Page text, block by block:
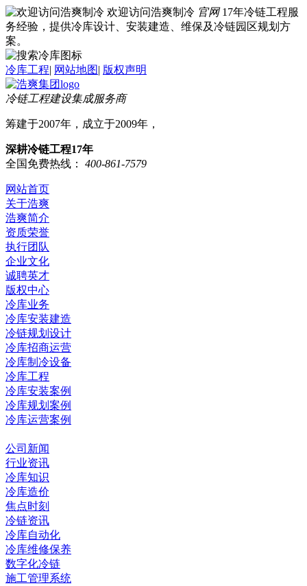
欢迎访问浩爽制冷 官网 17年冷链工程服
务经验，提供冷库设计、安装建造、维保及冷链园区规划方
案。
冷库工程| 网站地图| 版权声明
冷链工程建设集成服务商
筹建于2007年，成立于2009年，
深耕冷链工程17年
全国免费热线：
400-861-7579
网站首页
关于浩爽
浩爽简介
资质荣誉
执行团队
企业文化
诚聘英才
版权中心
冷库业务
冷库安装建造
冷链规划设计
冷库招商运营
冷库制冷设备
冷库工程
冷库安装案例
冷库规划案例
冷库运营案例
公司新闻
行业资讯
冷库知识
冷库造价
焦点时刻
冷链资讯
冷库自动化
冷库维修保养
数字化冷链
施工管理系统